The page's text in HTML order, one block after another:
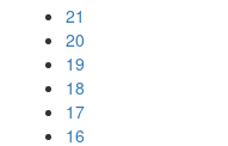
21
20
19
18
17
16